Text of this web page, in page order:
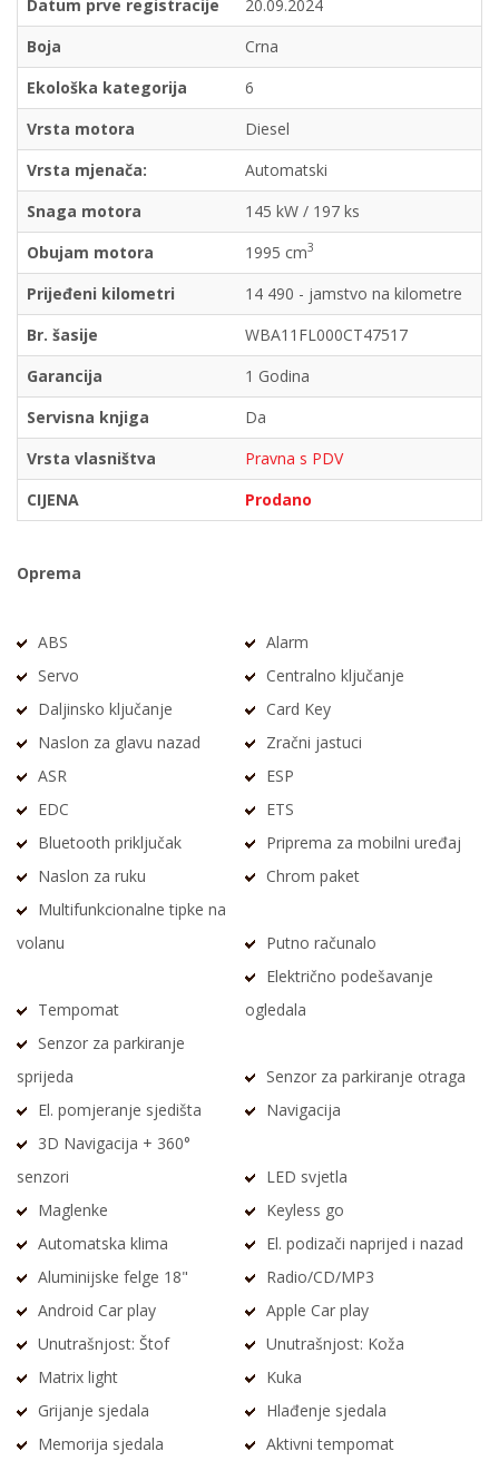
Datum prve registracije
20.09.2024
Boja
Crna
Ekološka kategorija
6
Vrsta motora
Diesel
Vrsta mjenača:
Automatski
Snaga motora
145 kW / 197 ks
Obujam motora
1995 cm3
Prijeđeni kilometri
14 490 - jamstvo na kilometre
Br. šasije
WBA11FL000CT47517
Garancija
1 Godina
Servisna knjiga
Da
Vrsta vlasništva
Pravna s PDV
CIJENA
Prodano
Oprema
ABS
Alarm
Servo
Centralno ključanje
Daljinsko ključanje
Card Key
Naslon za glavu nazad
Zračni jastuci
ASR
ESP
EDC
ETS
Bluetooth priključak
Priprema za mobilni uređaj
Naslon za ruku
Chrom paket
Multifunkcionalne tipke na
volanu
Putno računalo
Tempomat
Električno podešavanje
ogledala
Senzor za parkiranje
sprijeda
Senzor za parkiranje otraga
El. pomjeranje sjedišta
Navigacija
3D Navigacija + 360°
senzori
LED svjetla
Maglenke
Keyless go
Automatska klima
El. podizači naprijed i nazad
Aluminijske felge 18"
Radio/CD/MP3
Android Car play
Apple Car play
Unutrašnjost: Štof
Unutrašnjost: Koža
Matrix light
Kuka
Grijanje sjedala
Hlađenje sjedala
Memorija sjedala
Aktivni tempomat